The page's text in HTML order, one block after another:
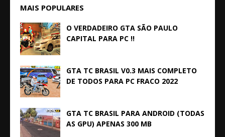
MAIS POPULARES
O VERDADEIRO GTA SÃO PAULO
CAPITAL PARA PC !!
GTA TC BRASIL V0.3 MAIS COMPLETO
DE TODOS PARA PC FRACO 2022
GTA TC BRASIL PARA ANDROID (TODAS
AS GPU) APENAS 300 MB